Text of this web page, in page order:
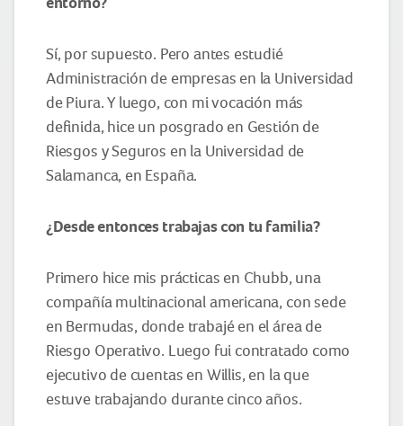
Sí, por supuesto. Pero antes estudié
Administración de empresas en la Universidad
de Piura. Y luego, con mi vocación más
definida, hice un posgrado en Gestión de
Riesgos y Seguros en la Universidad de
Salamanca, en España.
¿Desde entonces trabajas con tu familia?
Primero hice mis prácticas en Chubb, una
compañía multinacional americana, con sede
en Bermudas, donde trabajé en el área de
Riesgo Operativo. Luego fui contratado como
ejecutivo de cuentas en Willis, en la que
estuve trabajando durante cinco años.